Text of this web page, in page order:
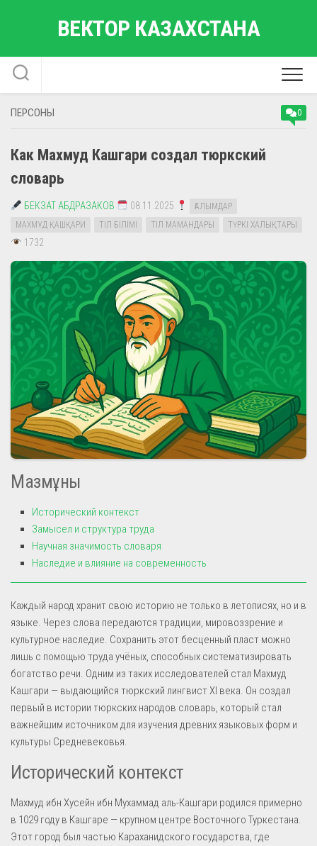
ВЕКТОР КАЗАХСТАНА
ПЕРСОНЫ 0
Как Махмуд Кашгари создал тюркский
словарь
БЕКЗАТ АБДРАЗАКОВ 08.11.2025
ҒАЛЫМДАР
МАХМҰД ҚАШҚАРИ
ТІЛ БІЛІМІ ТІЛ МАМАНДАРЫ ТҮРКІ ХАЛЫҚТАРЫ
1732
Мазмұны
Исторический контекст
Замысел и структура труда
Научная значимость словаря
Наследие и влияние на современность
Каждый народ хранит свою историю не только в летописях, но и в
языке. Через слова передаются традиции, мировоззрение и
культурное наследие. Сохранить этот бесценный пласт можно
лишь с помощью труда учёных, способных систематизировать
богатство речи. Одним из таких исследователей стал Махмуд
Кашгари — выдающийся тюркский лингвист XI века. Он создал
первый в истории тюркских народов словарь, который стал
важнейшим источником для изучения древних языковых форм и
культуры Средневековья.
Исторический контекст
Махмуд ибн Хусейн ибн Мухаммад аль-Кашгари родился примерно
в 1029 году в Кашгаре — крупном центре Восточного Туркестана.
Этот город был частью Караханидского государства, где